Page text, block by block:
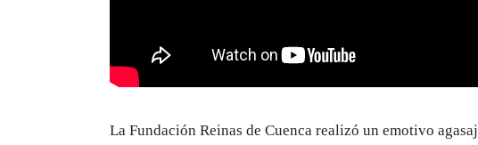
La Fundación Reinas de Cuenca realizó un emotivo